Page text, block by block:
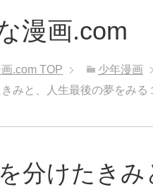
漫画.com
.com TOP 少年漫画
みと、人生最後の夢をみ
分けたき